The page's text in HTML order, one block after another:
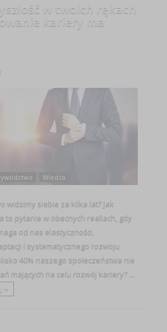
w twoich rękach
kariery ma
Wiedza
widzimy siebie za kilka lat? Jak
to pytanie w obecnych realiach, gdy
od nas elastyczności,
i systematycznego rozwoju
40% naszego społeczeństwa nie
mających na celu rozwój kariery? ...
+